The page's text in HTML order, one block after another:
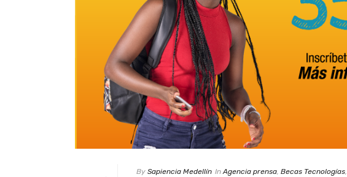
By Sapiencia Medellín In Agencia prensa, Becas Tecnologías,